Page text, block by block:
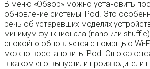
В меню «Обзор» можно установить
обновление системы iPod. Это
речь об устаревших моделях
минимум функционала (nano или
спокойно обновляется с помощью Wi-
можно восстановить iPod. Он
в каком его выпустили производители